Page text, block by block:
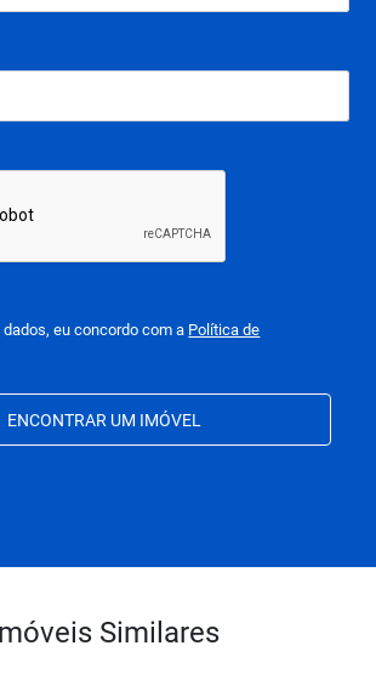
eu concordo com a Política de
ENCONTRAR UM IMÓVEL
Similares